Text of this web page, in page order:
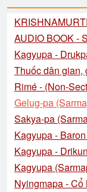
KRISHNAMURTI
AUDIO BOOK -
Kagyupa -
Thuốc dân gian,
Rimé - (Non-
Gelug-pa
Sakya-pa
Kagyupa -
Kagyupa -
Kagyupa
Nyingmapa -